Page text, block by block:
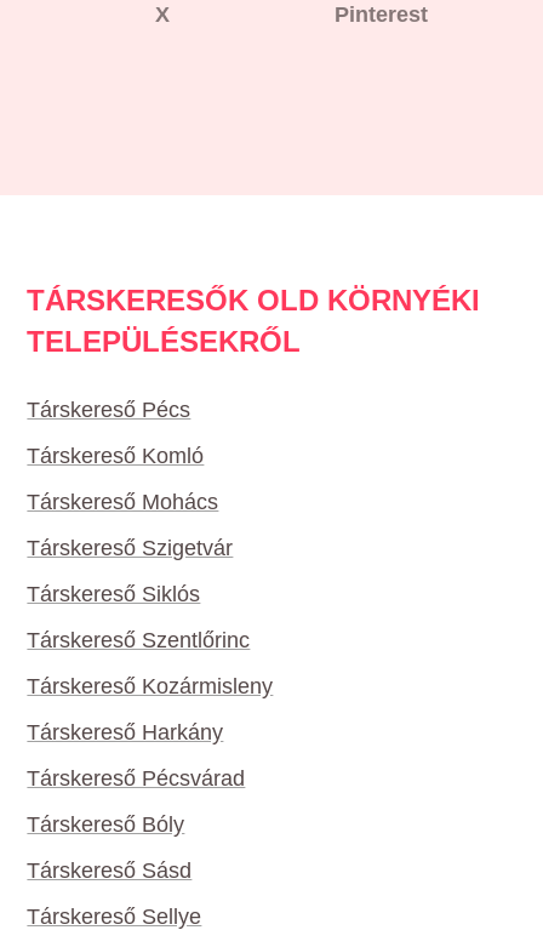
X Pinterest
TÁRSKERESŐK OLD KÖRNYÉKI
TELEPÜLÉSEKRŐL
Társkereső Pécs
Társkereső Komló
Társkereső Mohács
Társkereső Szigetvár
Társkereső Siklós
Társkereső Szentlőrinc
Társkereső Kozármisleny
Társkereső Harkány
Társkereső Pécsvárad
Társkereső Bóly
Társkereső Sásd
Társkereső Sellye